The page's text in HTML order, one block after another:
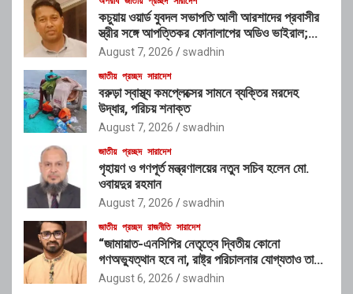
কচুয়ায় ওয়ার্ড যুবদল সভাপতি আলী আরশাদের প্রবাসীর
স্ত্রীর সঙ্গে আপত্তিকর ফোনালাপের অডিও ভাইরাল;
শাস্তির দাবি এলাকাবাসীর
August 7, 2026 swadhin
জাতীয় প্রচ্ছদ সারাদেশ
বরুড়া স্বাস্থ্য কমপ্লেক্সের সামনে ব্যক্তির মরদেহ
উদ্ধার, পরিচয় শনাক্ত
August 7, 2026 swadhin
জাতীয় প্রচ্ছদ সারাদেশ
গৃহায়ণ ও গণপূর্ত মন্ত্রণালয়ের নতুন সচিব হলেন মো.
ওবায়দুর রহমান
August 7, 2026 swadhin
জাতীয় প্রচ্ছদ রাজনীতি সারাদেশ
“জামায়াত-এনসিপির নেতৃত্বে দ্বিতীয় কোনো
গণঅভ্যুত্থান হবে না, রাষ্ট্র পরিচালনার যোগ্যতাও তাদের
নেই”: রাশেদ খাঁনের
August 6, 2026 swadhin